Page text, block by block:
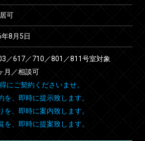
可
8月5日
／617／710／801／811号室対象
月／相談可
にご契約くださいませ。
を、即時に提示致します。
を、即時に案内致します。
を、即時に提案致します。